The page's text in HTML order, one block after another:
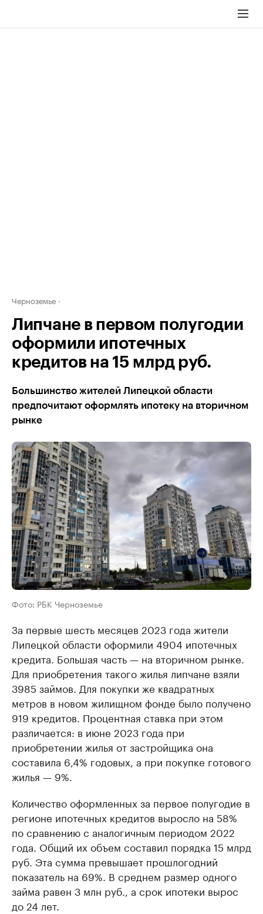
Черноземье
Липчане в первом полугодии
оформили ипотечных
кредитов на 15 млрд руб.
Большинство жителей Липецкой области
предпочитают оформлять ипотеку на вторичном
рынке
Фото: РБК Черноземье
За первые шесть месяцев 2023 года жители
Липецкой области оформили 4904 ипотечных
кредита. Большая часть — на вторичном рынке.
Для приобретения такого жилья липчане взяли
3985 займов. Для покупки же квадратных
метров в новом жилищном фонде было получено
919 кредитов. Процентная ставка при этом
различается: в июне 2023 года при
приобретении жилья от застройщика она
составила 6,4% годовых, а при покупке готового
жилья — 9%.
Количество оформленных за первое полугодие в
регионе ипотечных кредитов выросло на 58%
по сравнению с аналогичным периодом 2022
года. Общий их объем составил порядка 15 млрд
руб. Эта сумма превышает прошлогодний
показатель на 69%. В среднем размер одного
займа равен 3 млн руб., а срок ипотеки вырос
до 24 лет.